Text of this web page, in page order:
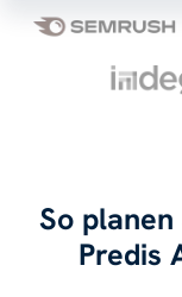
So
Predis